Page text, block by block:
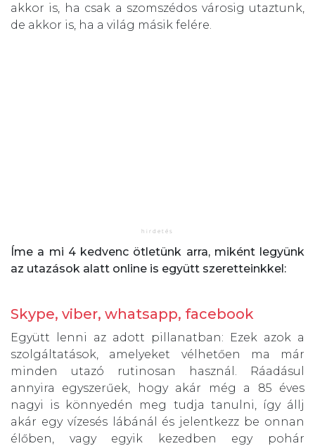
akkor is, ha csak a szomszédos városig utaztunk,
de akkor is, ha a világ másik felére.
Íme a mi 4 kedvenc ötletünk arra, miként legyünk
az utazások alatt online is együtt szeretteinkkel:
Skype, viber, whatsapp, facebook
Együtt lenni az adott pillanatban: Ezek azok a
szolgáltatások, amelyeket vélhetően ma már
minden utazó rutinosan használ. Ráadásul
annyira egyszerűek, hogy akár még a 85 éves
nagyi is könnyedén meg tudja tanulni, így állj
akár egy vízesés lábánál és jelentkezz be onnan
élőben, vagy egyik kezedben egy pohár